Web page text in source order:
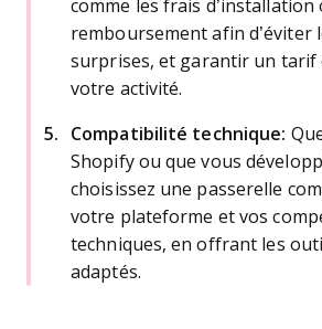
comme les frais d’installation
remboursement afin d’éviter
surprises, et garantir un tarif
votre activité.
Compatibilité technique:
Shopify ou que vous
choisissez une passerelle
votre plateforme et vos
techniques, en offrant les
adaptés.